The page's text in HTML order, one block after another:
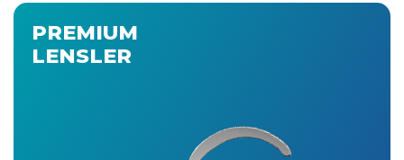
PREMIUM
LENSLER